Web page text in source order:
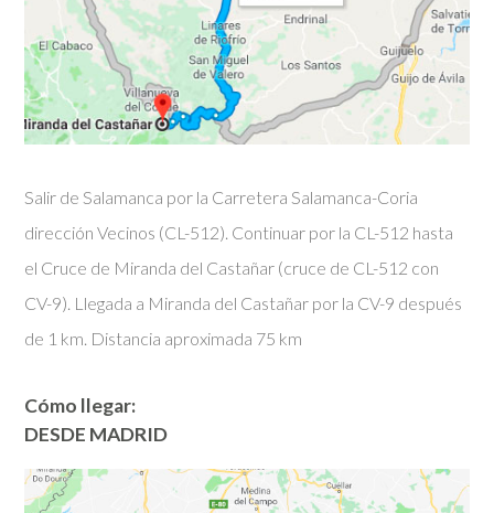
Salir de Salamanca por la Carretera Salamanca-Coria
dirección Vecinos (CL-512). Continuar por la CL-512 hasta
el Cruce de Miranda del Castañar (cruce de CL-512 con
CV-9). Llegada a Miranda del Castañar por la CV-9 después
de 1 km. Distancia aproximada 75 km
Cómo llegar:
DESDE MADRID